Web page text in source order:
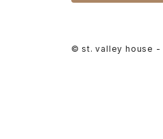
Akihiro Wood Works
© st. valley house -